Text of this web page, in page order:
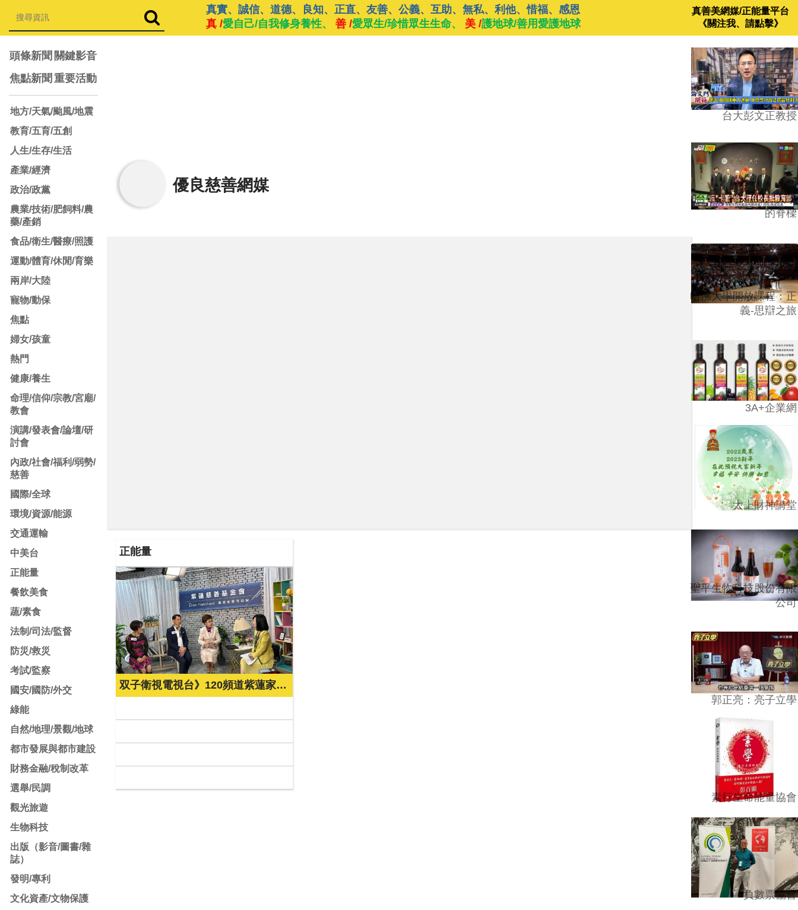
真實、誠信、道德、良知、正直、友善、公義、互助、無私、利他、惜福、感恩
真 /愛自己/自我修身養性、 善 /愛眾生/珍惜眾生生命、 美 /護地球/善用愛護地球
真善美網媒/正能量平台
《關注我、請點擊》
頭條新聞 關鍵影音
焦點新聞 重要活動
地方/天氣/颱風/地震
教育/五育/五創
人生/生存/生活
產業/經濟
政治/政黨
農業/技術/肥飼料/農
藥/產銷
食品/衛生/醫療/照護
運動/體育/休閒/育樂
兩岸/大陸
寵物/動保
焦點
婦女/孩童
熱門
健康/養生
命理/信仰/宗教/宮廟/
教會
演講/發表會/論壇/研
討會
內政/社會/福利/弱勢/
慈善
國際/全球
環境/資源/能源
交通運輸
中美台
正能量
餐飲美食
蔬/素食
法制/司法/監督
防災/救災
考試/監察
國安/國防/外交
綠能
自然/地理/景觀/地球
都市發展與都市建設
財務金融/稅制改革
選舉/民調
觀光旅遊
生物科技
出版（影音/圖書/雜
誌）
發明/專利
文化資產/文物保護
優良慈善網媒
正能量
双子衛視電視台》120頻道紫蓮家園：呂秀蓮前副總統時時關懷和平與公益
台大彭文正教授
台學版的54/64》大學
的脊樑
哈佛大學開放課程：正
義-思辯之旅
3A+企業網
太上財神講堂
聖平生物科技股份有限
公司
郭正亮：亮子立學
素行生命能量協會
負數票協會